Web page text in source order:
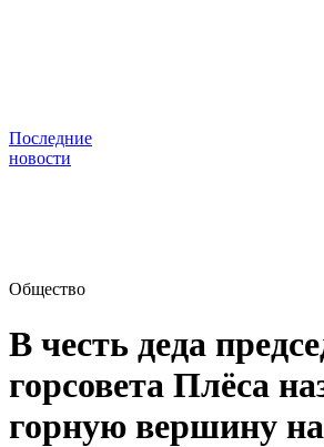
Последние
новости
Общество
В честь деда
горсовета Плёса
горную вершину